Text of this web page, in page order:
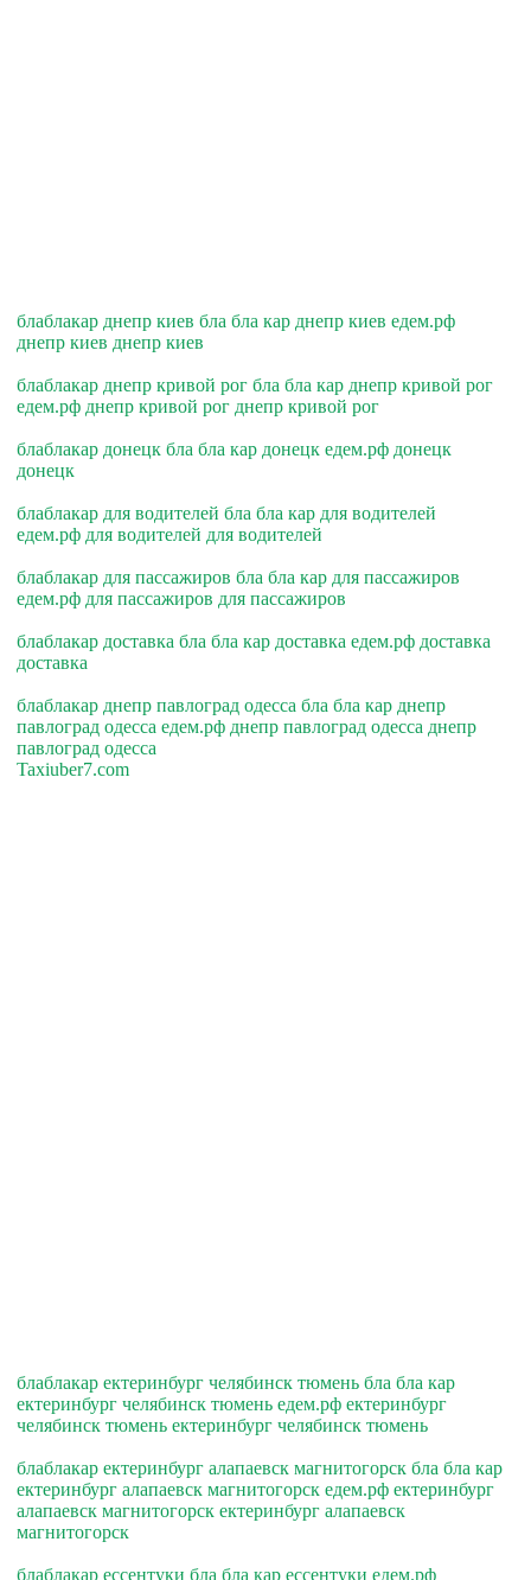
блаблакар днепр киев бла бла кар днепр киев едем.рф
днепр киев днепр киев
блаблакар днепр кривой рог бла бла кар днепр кривой рог
едем.рф днепр кривой рог днепр кривой рог
блаблакар донецк бла бла кар донецк едем.рф донецк
донецк
блаблакар для водителей бла бла кар для водителей
едем.рф для водителей для водителей
блаблакар для пассажиров бла бла кар для пассажиров
едем.рф для пассажиров для пассажиров
блаблакар доставка бла бла кар доставка едем.рф доставка
доставка
блаблакар днепр павлоград одесса бла бла кар днепр
павлоград одесса едем.рф днепр павлоград одесса днепр
павлоград одесса
Taxiuber7.com
блаблакар ектеринбург челябинск тюмень бла бла кар
ектеринбург челябинск тюмень едем.рф ектеринбург
челябинск тюмень ектеринбург челябинск тюмень
блаблакар ектеринбург алапаевск магнитогорск бла бла кар
ектеринбург алапаевск магнитогорск едем.рф ектеринбург
алапаевск магнитогорск ектеринбург алапаевск
магнитогорск
блаблакар ессентуки бла бла кар ессентуки едем.рф